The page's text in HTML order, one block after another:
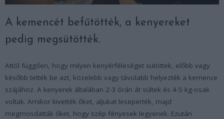
A kemencét befűtötték, a kenyereket
pedig megsütötték.
Attól függően, hogy milyen kenyérféleséget sütöttek, előbb vagy
később tették be azt, közelebb vagy távolabb helyezték a kemence
szájához. A kenyerek általában 2-3 órán át sültek és 4-5 kg-osak
voltak. Amikor kivették őket, aljukat leseperték, majd
megmosdatták őket, hogy szép fényesek legyenek. Ezután